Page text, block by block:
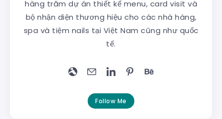
hàng trăm dự án thiết kế menu, card visit và
bộ nhận diện thương hiệu cho các nhà hàng,
spa và tiệm nails tại Việt Nam cũng như quốc
tế.
Follow Me